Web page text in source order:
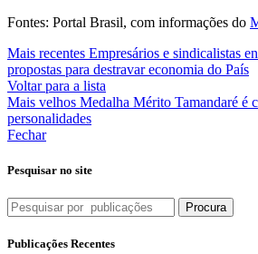
Fontes: Portal Brasil, com informações do
Mais recentes Empresários e sindicalistas
propostas para destravar economia do País
Voltar para a lista
Mais velhos Medalha Mérito Tamandaré é
personalidades
Fechar
Pesquisar no site
Procura
Publicações Recentes